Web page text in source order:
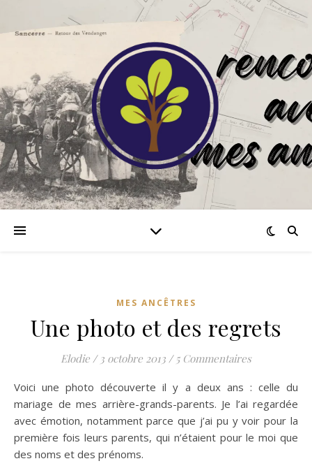
MES ANCÊTRES
Une photo et des regrets
Elodie / 3 octobre 2013 / 5 Commentaires
Voici une photo découverte il y a deux ans : celle du
mariage de mes arrière-grands-parents. Je l’ai regardée
avec émotion, notamment parce que j’ai pu y voir pour la
première fois leurs parents, qui n’étaient pour le moi que
des noms et des prénoms.